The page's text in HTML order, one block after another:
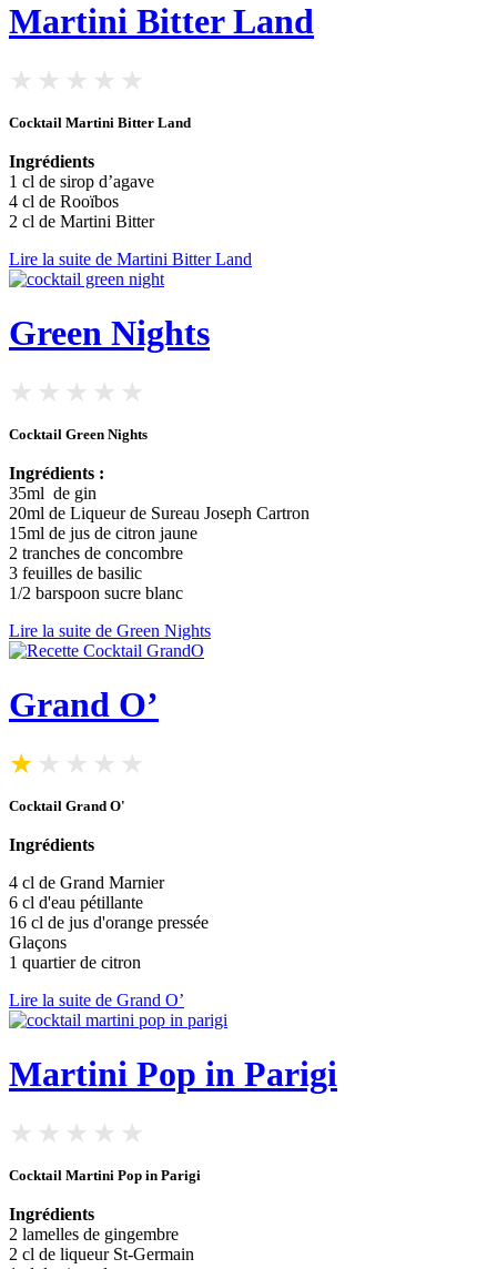
Martini Bitter Land
Cocktail Martini Bitter Land
Ingrédients
1 cl de sirop d’agave
4 cl de Rooïbos
2 cl de Martini Bitter
Lire la suite de Martini Bitter Land
Green Nights
Cocktail Green Nights
Ingrédients :
35ml de gin
20ml de Liqueur de Sureau Joseph Cartron
15ml de jus de citron jaune
2 tranches de concombre
3 feuilles de basilic
1/2 barspoon sucre blanc
Lire la suite de Green Nights
Grand O’
Cocktail Grand O'
Ingrédients
4 cl de Grand Marnier
6 cl d'eau pétillante
16 cl de jus d'orange pressée
Glaçons
1 quartier de citron
Lire la suite de Grand O’
Martini Pop in Parigi
Cocktail Martini Pop in Parigi
Ingrédients
2 lamelles de gingembre
2 cl de liqueur St-Germain